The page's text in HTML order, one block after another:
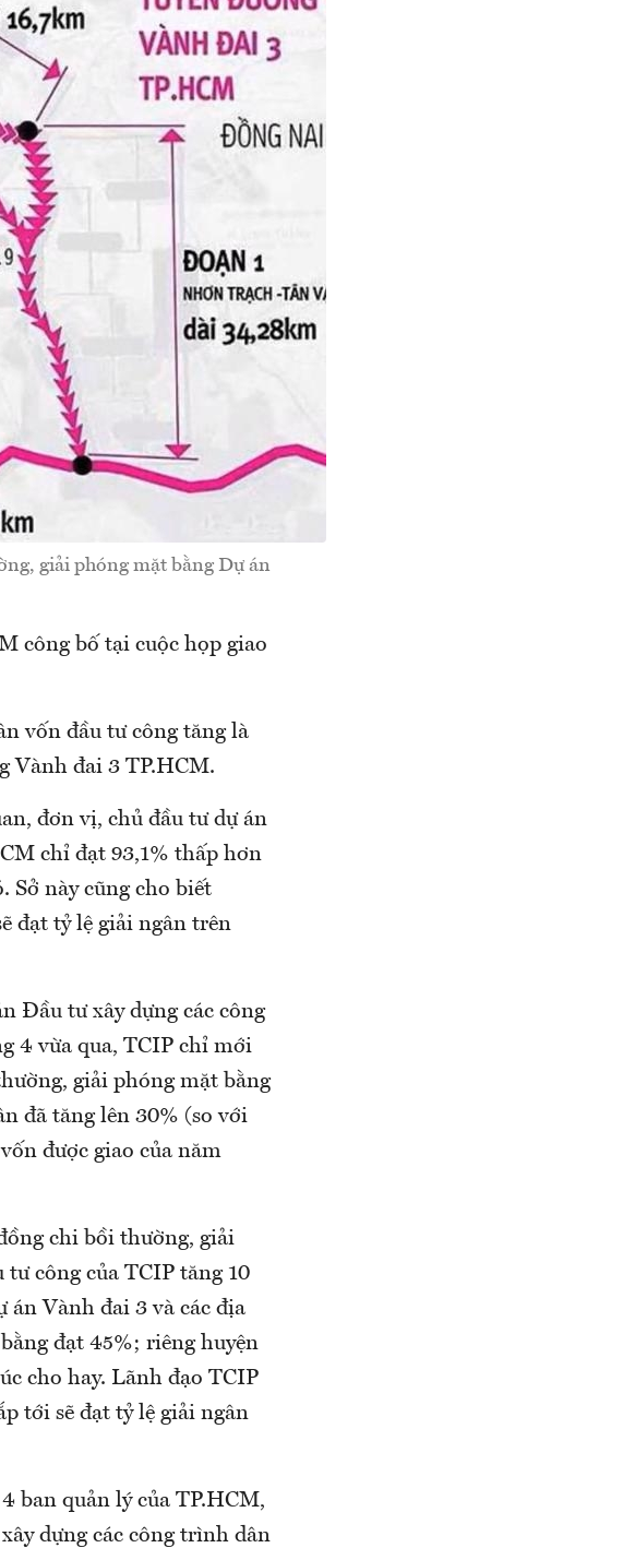
giải phóng mặt bằng Dự án
công bố tại cuộc họp giao
vốn đầu tư công tăng là
Vành đai 3 TP.HCM.
đơn vị, chủ đầu tư dự án
chỉ đạt 93,1% thấp hơn
Sở này cũng cho biết
đạt tỷ lệ giải ngân trên
Đầu tư xây dựng các công
4 vừa qua, TCIP chỉ mới
giải phóng mặt bằng
đã tăng lên 30% (so với
được giao của năm
chi bồi thường, giải
công của TCIP tăng 10
án Vành đai 3 và các địa
đạt 45%; riêng huyện
cho hay. Lãnh đạo TCIP
tới sẽ đạt tỷ lệ giải ngân
ban quản lý của TP.HCM,
dựng các công trình dân